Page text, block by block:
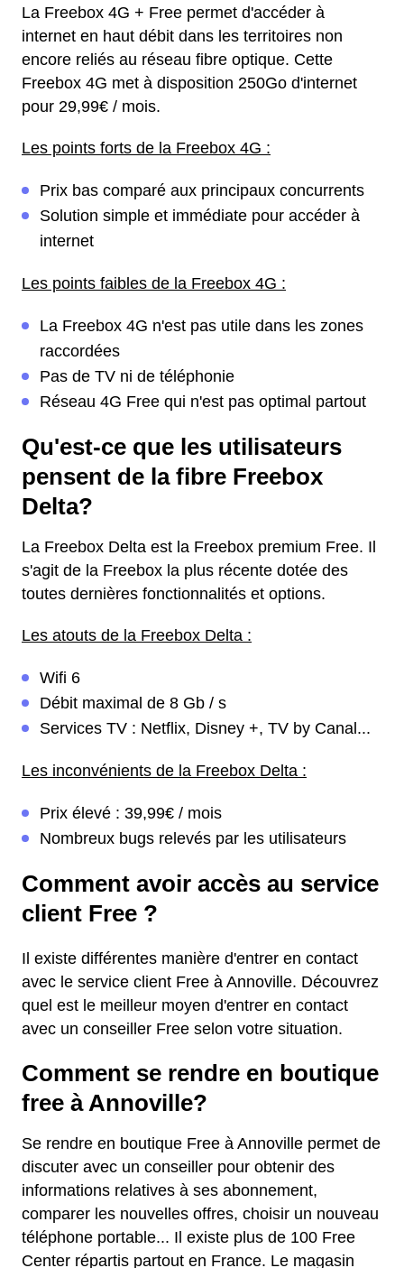
La Freebox 4G + Free permet d'accéder à
internet en haut débit dans les territoires non
encore reliés au réseau fibre optique. Cette
Freebox 4G met à disposition 250Go d'internet
pour 29,99€ / mois.
Les points forts de la Freebox 4G :
Prix bas comparé aux principaux concurrents
Solution simple et immédiate pour accéder à
internet
Les points faibles de la Freebox 4G :
La Freebox 4G n'est pas utile dans les zones
raccordées
Pas de TV ni de téléphonie
Réseau 4G Free qui n'est pas optimal partout
Qu'est-ce que les utilisateurs
pensent de la fibre Freebox
Delta?
La Freebox Delta est la Freebox premium Free. Il
s'agit de la Freebox la plus récente dotée des
toutes dernières fonctionnalités et options.
Les atouts de la Freebox Delta :
Wifi 6
Débit maximal de 8 Gb / s
Services TV : Netflix, Disney +, TV by Canal...
Les inconvénients de la Freebox Delta :
Prix élevé : 39,99€ / mois
Nombreux bugs relevés par les utilisateurs
Comment avoir accès au service
client Free ?
Il existe différentes manière d'entrer en contact
avec le service client Free à Annoville. Découvrez
quel est le meilleur moyen d'entrer en contact
avec un conseiller Free selon votre situation.
Comment se rendre en boutique
free à Annoville?
Se rendre en boutique Free à Annoville permet de
discuter avec un conseiller pour obtenir des
informations relatives à ses abonnement,
comparer les nouvelles offres, choisir un nouveau
téléphone portable... Il existe plus de 100 Free
Center répartis partout en France. Le magasin